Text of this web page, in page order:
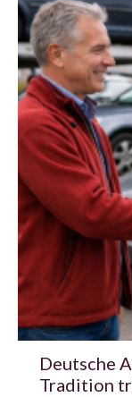
Deutsche
Tradition